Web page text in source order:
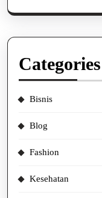
Categories
Bisnis
Blog
Fashion
Kesehatan